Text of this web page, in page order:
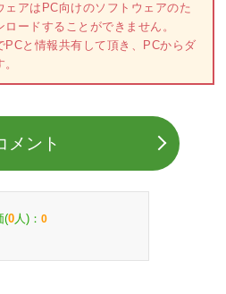
ェアはPC向けのソフトウェアのた
ードすることができません。
と情報共有して頂き、PCからダ
メント
(0 人)： 0